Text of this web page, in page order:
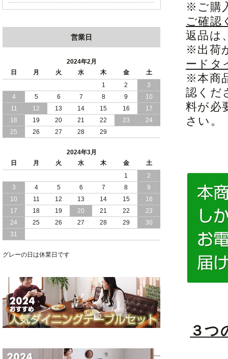
※ご購
ご確認
返品は
※出荷
ードタ
※本商
認くだ
料が必
さい。
３つ
2024/01/24
出し 収納 付き チェスト ベッド 日本製
2024/01/06
おすすめ ヘッドボードレス 大容量 引出
し 収納 チェスト ベッド
2023/12/30
引き出し 5杯 収納庫 付き で 収納力 抜
群 ！ ブラックボディ の 日本製 チェス
ト ベッド
おすすめ 大人女子 に 大人気 の 清楚で
可愛い オールホワイト 引き出し 付 大
容量 収納 チェスト ベッド 日本製
2023/12/12
敷き布団 が使える 頑丈設計 ！ 棚 コン
セント 付き ！ 安心 の 国産 チェスト （
引き出し ）収納 ベッド
2023/12/04
おすすめ 敷き布団 が 使える 頑丈設計
営業日
2024年2月
日
月 火 水 木 金
土
1
2
3
4
5 6 7 8 9
10
11
12 13 14 15 16
17
18
19 20 21 22 23
24
25
26 27 28 29
2024年3月
日
月 火 水 木 金
土
1
2
3
4 5 6 7 8
9
10
11 12 13 14 15
16
17
18 19 20 21 22
23
24
25 26 27 28 29
30
31
グレーの日は休業日です